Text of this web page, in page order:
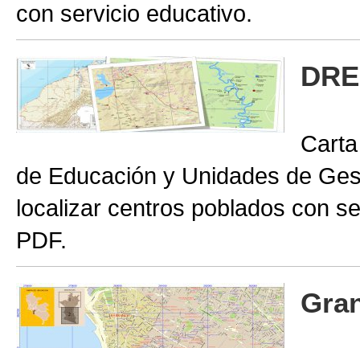
con servicio educativo.
de Educación y Unidades de
localizar centros poblados con
PDF.